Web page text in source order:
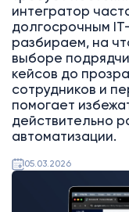
интегратор
долгосрочным
разбираем, на
выборе
кейсов до
сотрудников и
помогает
действительно
автоматизации.
05.03.2026
Битрикс24
Интеграции